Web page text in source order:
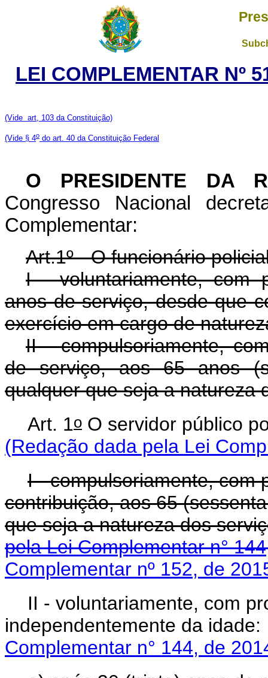
LEI COMPLEMENTAR Nº
(Vide art, 103 da Constituição)
(Vide § 4o do art. 40 da Constituição Federal
O PRESIDENTE DA
Congresso Nacional
Complementar:
Art.1º - O funcionário
I - voluntariamente, com
anos de serviço, desde que
exercício em cargo de
II - compulsoriamente,
de serviço, aos 65 anos
qualquer que seja a natureza
Art. 1o O servidor
(Redação dada pela Lei
I - compulsoriamente, com
contribuição, aos 65
que seja a natureza dos
pela Lei Complementar n°
Complementar nº 152, de
II - voluntariamente, com
independentemente da
Complementar n° 144, de